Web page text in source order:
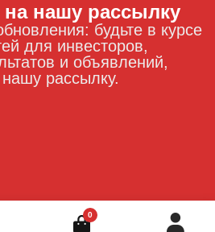
нашу рассылку
будьте в курсе
для инвесторов,
и объявлений,
рассылку.
0